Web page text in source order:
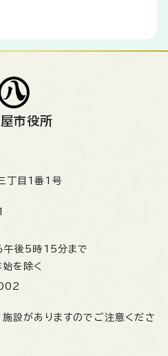
市役所
丁目1番1号
後5時15分まで
始を除く
設がありますのでご注意くださ